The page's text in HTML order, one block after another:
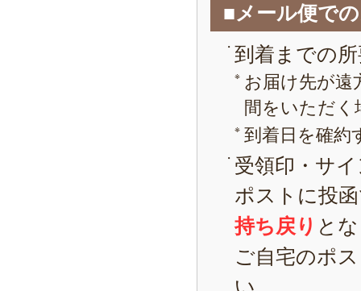
■メール便で
到着までの
お届け先が遠
間をいただ
到着日を確約
受領印・サ
ポストに投
持ち戻り と
ご自宅のポ
い。